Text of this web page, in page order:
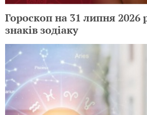
Гороскоп на 31 липня 2026
знаків зодіаку